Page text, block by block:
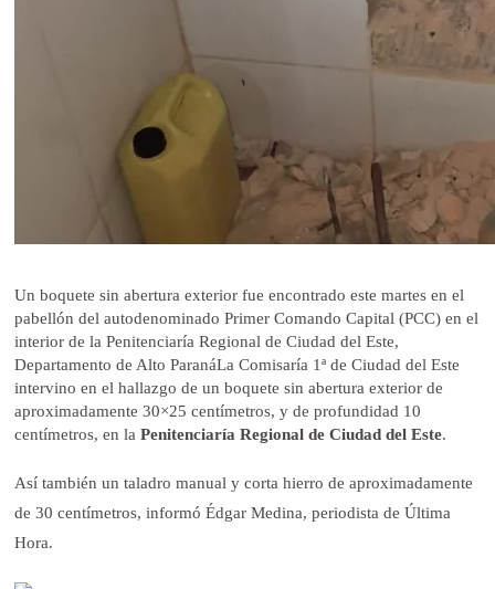
Un boquete sin abertura exterior fue encontrado este martes en el
pabellón del autodenominado Primer Comando Capital (PCC) en el
interior de la Penitenciaría Regional de Ciudad del Este,
Departamento de Alto ParanáLa Comisaría 1ª de Ciudad del Este
intervino en el hallazgo de un boquete sin abertura exterior de
aproximadamente 30×25 centímetros, y de profundidad 10
centímetros, en la Penitenciaría Regional de Ciudad del Este.
Así también un taladro manual y corta hierro de aproximadamente
de 30 centímetros, informó Édgar Medina, periodista de Última
Hora.